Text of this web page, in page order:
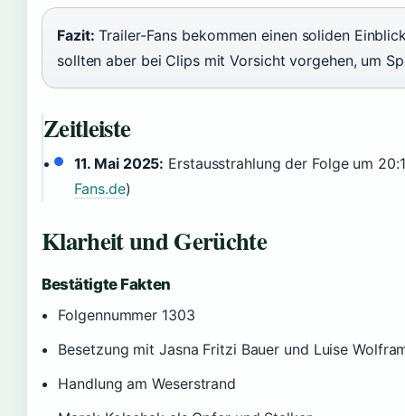
Fazit: Trailer-Fans bekommen einen soliden
sollten aber bei Clips mit Vorsicht vorgehen, um
Zeitleiste
11. Mai 2025: Erstausstrahlung der Folge um
Fans.de)
Klarheit und Gerüchte
Bestätigte Fakten
Folgennummer 1303
Besetzung mit Jasna Fritzi Bauer und Luise
Handlung am Weserstrand